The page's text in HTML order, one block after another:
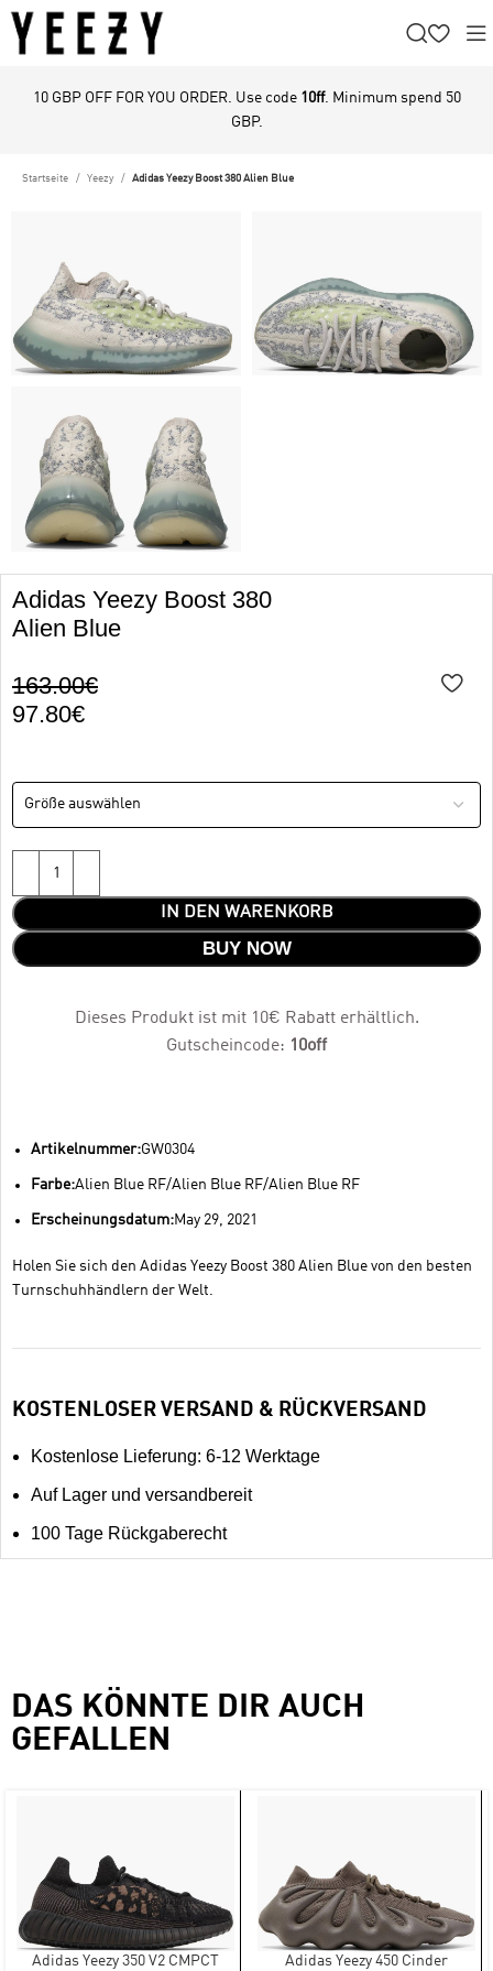
10 GBP OFF FOR YOU ORDER. Use code 10ff. Minimum spend 50
GBP.
Startseite Yeezy Adidas Yeezy Boost 380 Alien Blue
Adidas Yeezy Boost 380
Alien Blue
163.00€
97.80€
IN DEN WARENKORB
BUY NOW
Dieses Produkt ist mit 10€ Rabatt erhältlich.
Gutscheincode: 10off
Artikelnummer:GW0304
Farbe:Alien Blue RF/Alien Blue RF/Alien Blue RF
Erscheinungsdatum:May 29, 2021
Holen Sie sich den Adidas Yeezy Boost 380 Alien Blue von den besten
Turnschuhhändlern der Welt.
KOSTENLOSER VERSAND & RÜCKVERSAND
Kostenlose Lieferung: 6-12 Werktage
Auf Lager und versandbereit
100 Tage Rückgaberecht
DAS KÖNNTE DIR AUCH
GEFALLEN
Adidas Yeezy 350 V2 CMPCT
Adidas Yeezy 450 Cinder